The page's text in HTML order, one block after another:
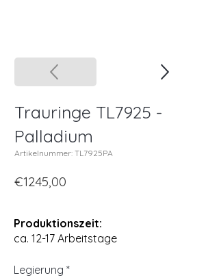
Trauringe TL7925 -
Palladium
Artikelnummer: TL7925PA
€1245,00
Produktionszeit:
ca. 12-17 Arbeitstage
Legierung